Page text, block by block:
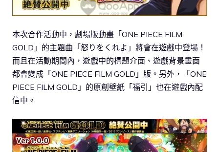
本次合作活動中，劇場版動畫「ONE PIECE FILM
GOLD」的主題曲「怒りをくれよ」將會在遊戲中登場！
而且在活動期間內，遊戲中的標題介面、遊戲背景畫面
都會變成「ONE PIECE FILM GOLD」版。另外，「ONE
PIECE FILM GOLD」的原創壁紙「福引」也在遊戲內配
信中。